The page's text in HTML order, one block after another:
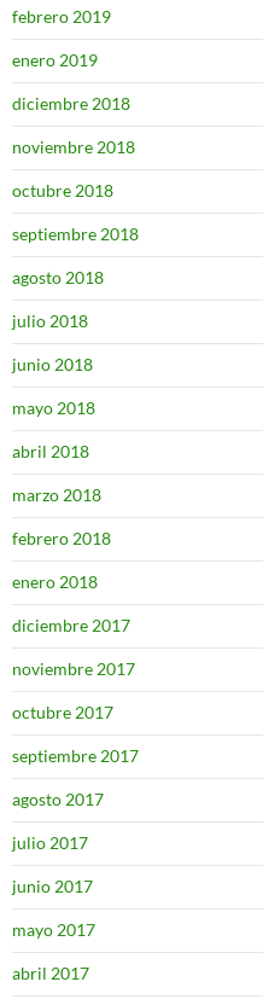
febrero 2019
enero 2019
diciembre 2018
noviembre 2018
octubre 2018
septiembre 2018
agosto 2018
julio 2018
junio 2018
mayo 2018
abril 2018
marzo 2018
febrero 2018
enero 2018
diciembre 2017
noviembre 2017
octubre 2017
septiembre 2017
agosto 2017
julio 2017
junio 2017
mayo 2017
abril 2017